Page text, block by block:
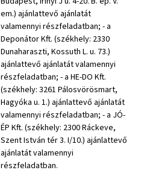
em.) ajánlattevő ajánlatát
valamennyi részfeladatban; - a
Deponátor Kft. (székhely: 2330
Dunaharaszti, Kossuth L. u. 73.)
ajánlattevő ajánlatát valamennyi
részfeladatban; - a HE-DO Kft.
(székhely: 3261 Pálosvörösmart,
Hagyóka u. 1.) ajánlattevő ajánlatát
valamennyi részfeladatban; - a JÓ-
ÉP Kft. (székhely: 2300 Ráckeve,
Szent István tér 3. I/10.) ajánlattevő
ajánlatát valamennyi
részfeladatban.